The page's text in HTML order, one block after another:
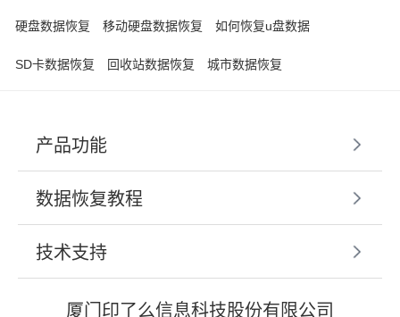
硬盘数据恢复 移动硬盘数据恢复 如何恢复u盘数据
SD卡数据恢复 回收站数据恢复 城市数据恢复
产品功能
数据恢复教程
技术支持
厦门印了么信息科技股份有限公司